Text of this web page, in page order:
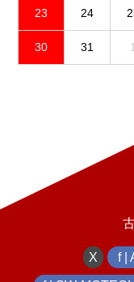
23 24
30 31
X f |